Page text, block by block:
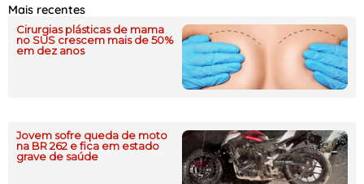
Mais recentes
Cirurgias plásticas de mama
no SUS crescem mais de 50%
em dez anos
Jovem sofre queda de moto
na BR 262 e fica em estado
grave de saúde